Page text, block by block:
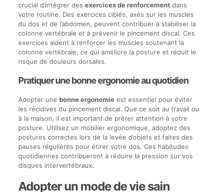
crucial d’intégrer des exercices de renforcementdans
votre routine. Des exercices ciblés, axés sur les muscles
du dos et de l’abdomen, peuvent contribuer à stabiliser la
colonne vertébrale et à prévenir le pincement discal. Ces
exercices aident à renforcer les muscles soutenant la
colonne vertébrale, ce qui améliore la posture et réduit le
risque de douleurs dorsales.
Pratiquer une bonne ergonomie au quotidien
Adopter une bonne ergonomieest essentiel pour éviter
les récidives du pincement discal. Que ce soit au travail ou
à la maison, il est important de prêter attention à votre
posture. Utilisez un mobilier ergonomique, adoptez des
postures correctes lors de la levée d’objets et faites des
pauses régulières pour étirer votre dos. Ces habitudes
quotidiennes contribueront à réduire la pression sur vos
disques intervertébraux.
Adopter un mode de vie sain